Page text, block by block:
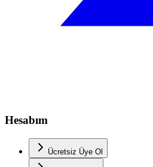
Hesabım
Ücretsiz Üye Ol